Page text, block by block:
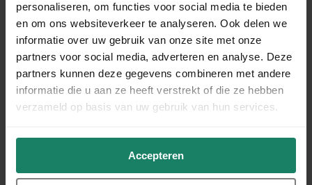
personaliseren, om functies voor social media te bieden
en om ons websiteverkeer te analyseren. Ook delen we
informatie over uw gebruik van onze site met onze
partners voor social media, adverteren en analyse. Deze
partners kunnen deze gegevens combineren met andere
informatie die u aan ze heeft verstrekt of die ze hebben
verzameld op basis van uw gebruik van hun services.
Accepteren